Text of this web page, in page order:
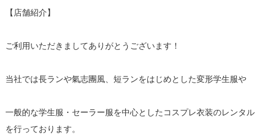
【店舗紹介】
ご利用いただきましてありがとうございます！
当社では長ランや氣志團風、短ランをはじめとした変形学生服や
一般的な学生服・セーラー服を中心としたコスプレ衣装のレンタル
を行っております。